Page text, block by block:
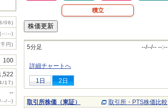
06)
(--:--)
円)
100
17)
--
)
積立
5分足 --/--/-- --:--
詳細チャートへ
1日 2日
取引所株価（東証）
取引所・PTS株価比較